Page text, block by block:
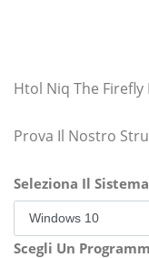
Htol Niq The
Prova Il Nostro
Seleziona Il
Scegli Un